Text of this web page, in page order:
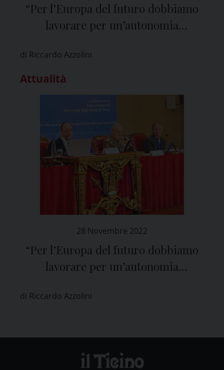
“Per l’Europa del futuro dobbiamo
lavorare per un’autonomia
di Riccardo Azzolini
Attualità
28 Novembre 2022
“Per l’Europa del futuro dobbiamo
lavorare per un’autonomia
di Riccardo Azzolini